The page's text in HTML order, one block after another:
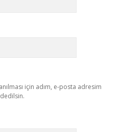
için adım, e-posta adresim